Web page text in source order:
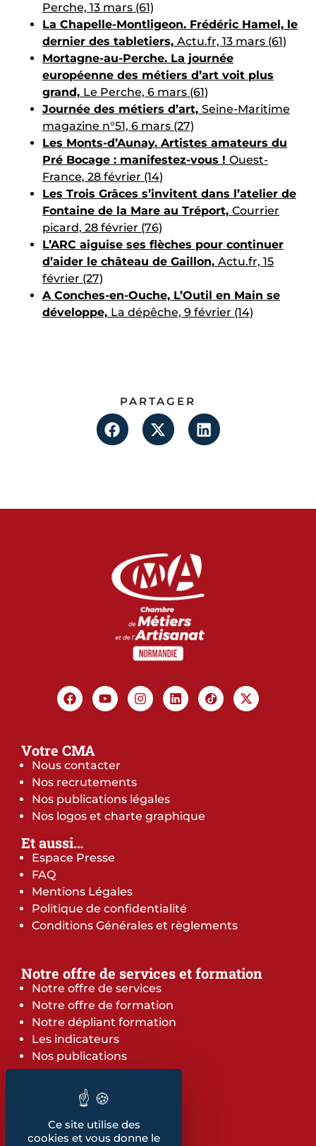
Perche, 13 mars (61)
La Chapelle-Montligeon. Frédéric Hamel, le
dernier des tabletiers, Actu.fr, 13 mars (61)
Mortagne-au-Perche. La journée
européenne des métiers d’art voit plus
grand, Le Perche, 6 mars (61)
Journée des métiers d’art, Seine-Maritime
magazine n°51, 6 mars (27)
Les Monts-d’Aunay. Artistes amateurs du
Pré Bocage : manifestez-vous ! Ouest-
France, 28 février (14)
Les Trois Grâces s’invitent dans l’atelier de
Fontaine de la Mare au Tréport, Courrier
picard, 28 février (76)
L’ARC aiguise ses flèches pour continuer
d’aider le château de Gaillon, Actu.fr, 15
février (27)
A Conches-en-Ouche, L’Outil en Main se
développe, La dépêche, 9 février (14)
PARTAGER
Votre CMA
Nous contacter
Nos recrutements
Nos publications légales
Nos logos et charte graphique
Et aussi…
Espace Presse
FAQ
Mentions Légales
Politique de confidentialité
Conditions Générales et règlements
Notre offre de services et formation
Notre offre de services
Notre offre de formation
Notre dépliant formation
Les indicateurs
Nos publications
Retrouvez également...
Ce site utilise des
cookies et vous donne le